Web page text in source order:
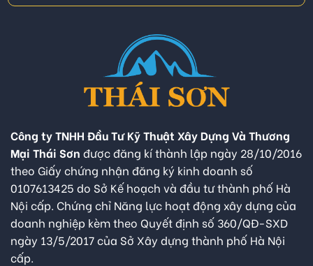
Công ty TNHH Đầu Tư Kỹ Thuật Xây Dựng Và Thương
Mại Thái Sơn được đăng kí thành lập ngày 28/10/2016
theo Giấy chứng nhận đăng ký kinh doanh số
0107613425 do Sở Kế hoạch và đầu tư thành phố Hà
Nội cấp. Chứng chỉ Năng lực hoạt động xây dựng của
doanh nghiệp kèm theo Quyết định số 360/QĐ-SXD
ngày 13/5/2017 của Sở Xây dựng thành phố Hà Nội
cấp.